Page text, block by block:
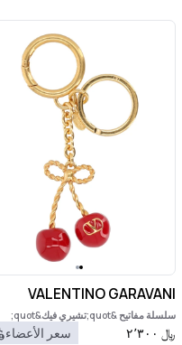
VALENTINO GARAVANI
سلسلة مفاتيح &quot;تشيري فيك&quot;
﷼ ٢٬٣٠٠ سعر الأعضاء